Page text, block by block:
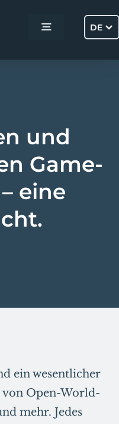
Toggle
DE
und
Game-
eine
ein wesentlicher
von Open-World-
mehr. Jedes